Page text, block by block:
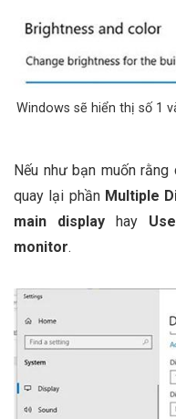
Windows sẽ hiển thị số 1
Nếu như bạn muốn
quay lại phần Multiple
main display hay
monitor.